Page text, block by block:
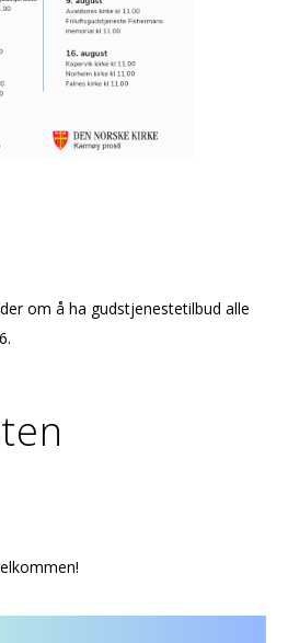
om å ha gudstjenestetilbud alle